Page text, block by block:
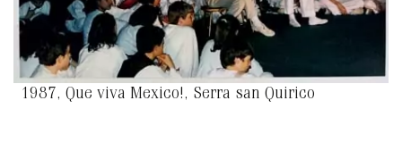
1987, Que viva Mexico!, Serra san Quirico